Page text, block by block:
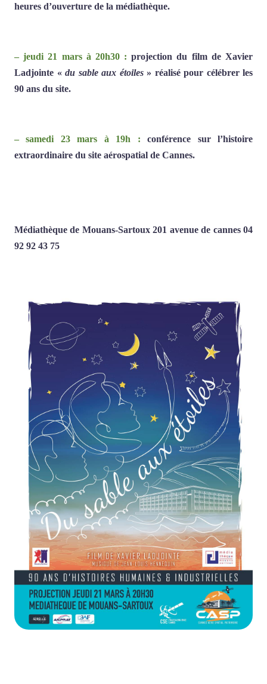
heures d’ouverture de la médiathèque.
– jeudi 21 mars à 20h30 : projection du film de Xavier
Ladjointe « du sable aux étoiles» réalisé pour célébrer les
90 ans du site.
– samedi 23 mars à 19h : conférence sur l’histoire
extraordinaire du site aérospatial de Cannes.
Médiathèque de Mouans-Sartoux 201 avenue de cannes 04
92 92 43 75